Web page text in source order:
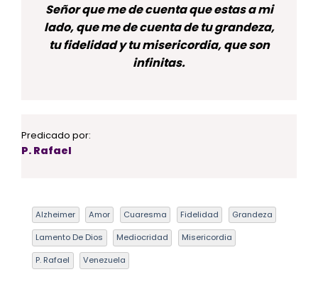
Señor que me de cuenta que estas a mi
lado, que me de cuenta de tu grandeza,
tu fidelidad y tu misericordia, que son
infinitas.
Predicado por:
P. Rafael
Alzheimer Amor Cuaresma Fidelidad Grandeza
Lamento De Dios Mediocridad Misericordia
P. Rafael Venezuela